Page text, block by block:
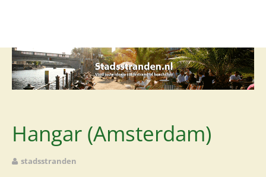
Beachclub
Lounge
Club
Rooftop
Foodcourt
Hangar (Amsterdam)
stadsstranden